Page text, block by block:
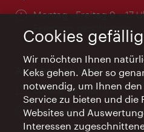
Öffnungszeiten:
Montag - Freitag 9 – 17
Feiertags geschlossen
AI Concierge Wien
Ort:
concierge.wien.info
Öffnungszeiten:
Informationen rund um
Cookies
Wir möchten Ihnen
Keks gehen. Aber so
notwendig, um Ihnen
Service zu bieten und die
Websites und
Interessen